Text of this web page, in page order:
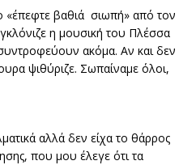
«έπεφτε βαθιά σιωπή» από τον
η μουσική του Πλέσσα
ακόμα. Αν και δεν
ψιθύριζε. Σωπαίναμε όλοι,
αλλά δεν είχα το θάρρος
που μου έλεγε ότι τα